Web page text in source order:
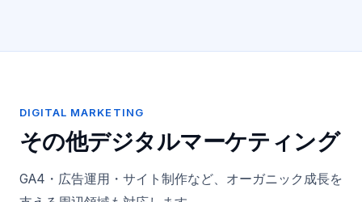
DIGITAL MARKETING
その他デジタルマーケティング
GA4・広告運用・サイト制作など、オーガニック成長を